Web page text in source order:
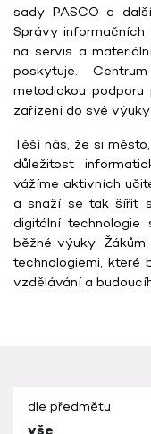
sady PASCO a
Správy
na servis a
poskytuje.
metodickou
zařízení do své
Těší nás, že si
důležitost
vážíme aktivních
a snaží se tak šířit
digitální
běžné výuky.
technologiemi, které
vzdělávání a
dle předmětu
vše